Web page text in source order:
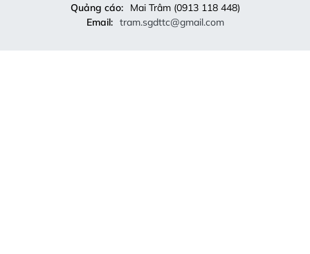
Quảng cáo:
Mai Trâm (0913 118 448)
Email: tram.sgdttc@gmail.com